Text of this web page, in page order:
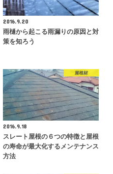
2016.9.20
雨樋から起こる雨漏りの原因と対
策を知ろう
屋根材
2016.9.18
スレート屋根の６つの特徴と屋根
の寿命が最大化するメンテナンス
方法